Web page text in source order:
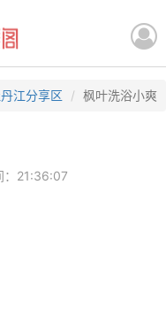
江分享区 枫叶洗浴小爽
：21:36:07